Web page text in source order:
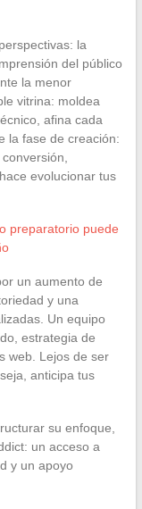
la
del público
la menor
vitrina: moldea
afina cada
la fase de creación:
evolucionar tus
preparatorio puede
un aumento de
y una
Un equipo
estrategia de
web. Lejos de ser
anticipa tus
su enfoque,
un acceso a
y un apoyo